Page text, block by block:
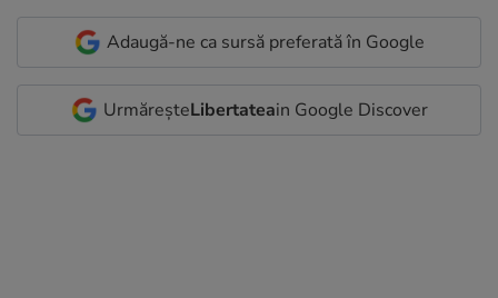
Adaugă-ne ca sursă preferată în Google
UrmăreșteLibertateain Google Discover